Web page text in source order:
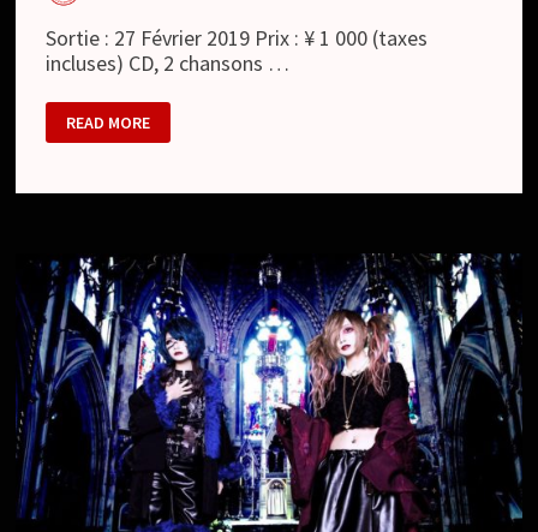
Sortie : 27 Février 2019 Prix : ¥ 1 000 (taxes
incluses) CD, 2 chansons …
RAGADY
:
NOT
READ MORE